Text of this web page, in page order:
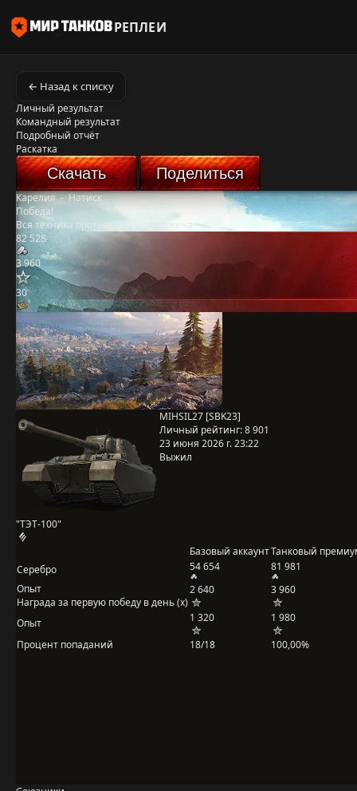
РЕПЛЕИ
← Назад к списку
Личный результат
Командный результат
Подробный отчёт
Раскатка
Скачать Поделиться
Карелия-Натиск
Победа!
Вся техника противника уничтожена
82 528
3 960
30
"ТЭТ-100"
MIHSIL27 [SBK23]
Личный рейтинг:8 901
23 июня 2026 г. 23:22
Выжил
Базовый аккаунтТанковый
Серебро
54 654
81 981
Опыт
Награда за первую победу в день (x)
2 640 3 960
Опыт 1 320
1 980
Процент попаданий
18/18 100,00%